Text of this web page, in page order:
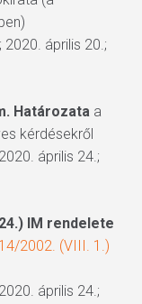
április 20.;
Határozataa
kérdésekről
április 24.;
IM rendelete
14/2002. (VIII. 1.)
április 24.;